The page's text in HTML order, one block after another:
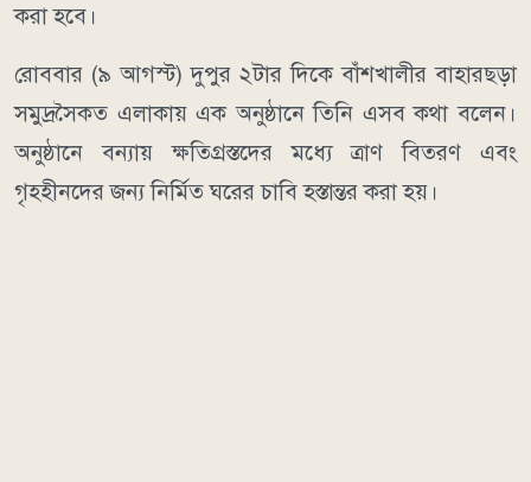
করা হবে।
রোববার (৯ আগস্ট) দুপুর ২টার দিকে বাঁশখালীর বাহারছড়া
সমুদ্রসৈকত এলাকায় এক অনুষ্ঠানে তিনি এসব কথা বলেন।
অনুষ্ঠানে বন্যায় ক্ষতিগ্রস্তদের মধ্যে ত্রাণ বিতরণ এবং
গৃহহীনদের জন্য নির্মিত ঘরের চাবি হস্তান্তর করা হয়।